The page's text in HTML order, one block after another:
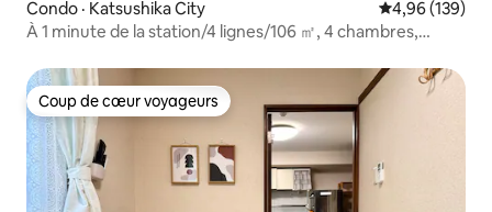
Condo · Katsushika City Note
4,96 (139)
À 1 minute de la station/4 lignes/106 ㎡, 4 chambres,
gaz
Coup de cœur voyageurs
Coup de cœur voyageurs